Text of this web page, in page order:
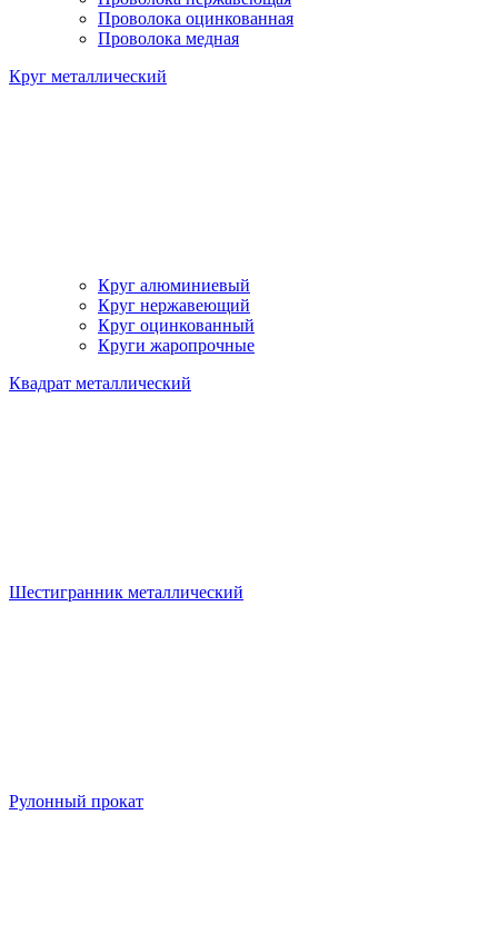
Проволока оцинкованная
Проволока медная
Круг металлический
Круг алюминиевый
Круг нержавеющий
Круг оцинкованный
Круги жаропрочные
Квадрат металлический
Шестигранник металлический
Рулонный прокат